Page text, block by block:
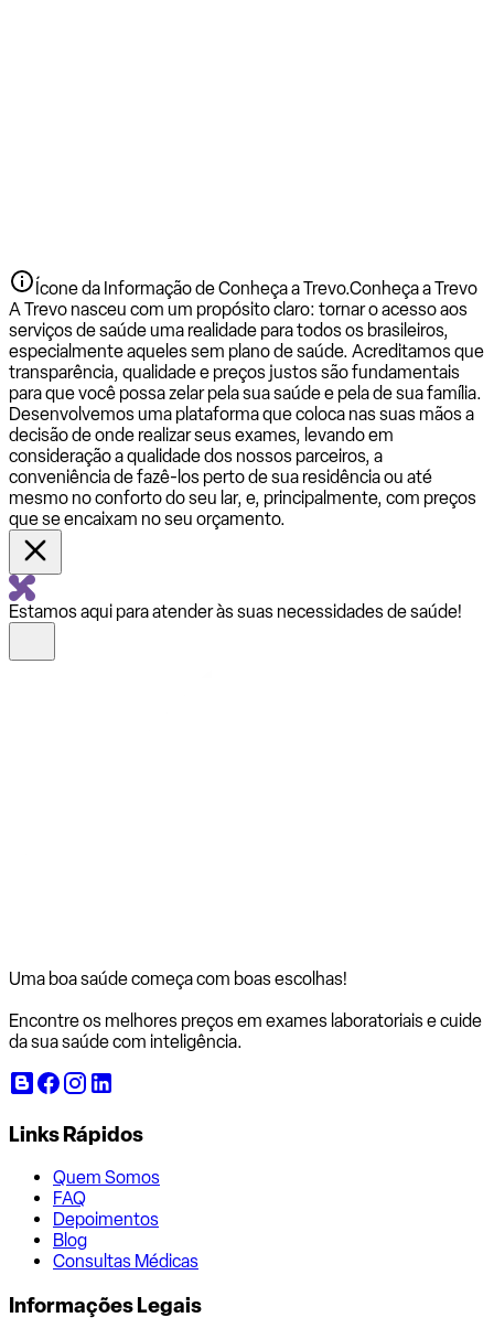
Ícone da Informação de Conheça a Trevo.Conheça a Trevo
A Trevo nasceu com um propósito claro: tornar o acesso aos
serviços de saúde uma realidade para todos os brasileiros,
especialmente aqueles sem plano de saúde. Acreditamos que
transparência, qualidade e preços justos são fundamentais
para que você possa zelar pela sua saúde e pela de sua família.
Desenvolvemos uma plataforma que coloca nas suas mãos a
decisão de onde realizar seus exames, levando em
consideração a qualidade dos nossos parceiros, a
conveniência de fazê-los perto de sua residência ou até
mesmo no conforto do seu lar, e, principalmente, com preços
que se encaixam no seu orçamento.
Estamos aqui para atender às suas necessidades de saúde!
Uma boa saúde começa com boas escolhas!
Encontre os melhores preços em exames laboratoriais e cuide
da sua saúde com inteligência.
Links Rápidos
Quem Somos
FAQ
Depoimentos
Blog
Consultas Médicas
Informações Legais